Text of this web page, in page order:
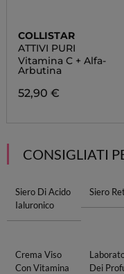
COLLISTAR
ATTIVI PURI
Vitamina C + Alfa-
Arbutina
52,90 €
CONSIGLIATI
Siero Di Acido
Ialuronico
Siero
Crema Viso
Con Vitamina
Dei